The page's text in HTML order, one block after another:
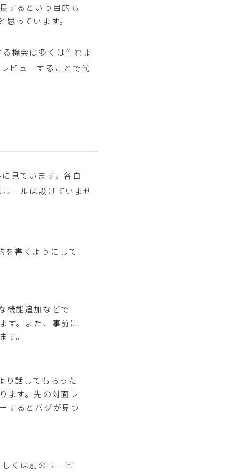
するという目的も
っています。
機会は多くは作れま
ビューすることで代
見ています。各自
ールは設けていませ
を書くようにして
機能追加などで
す。また、事前に
。
り話してもらった
ます。先の対面レ
するとバグが見つ
くは別のサービ